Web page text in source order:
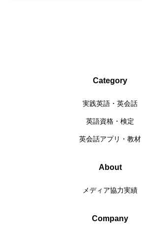
Category
実践英語・英会話
英語資格・検定
英会話アプリ・教材
About
メディア協力実績
Company